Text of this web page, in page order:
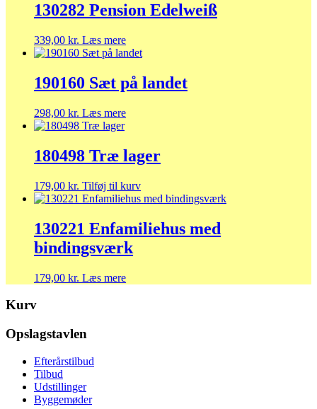
130282 Pension Edelweiß
339,00 kr. Læs mere
190160 Sæt på landet
298,00 kr. Læs mere
180498 Træ lager
179,00 kr. Tilføj til kurv
130221 Enfamiliehus med
bindingsværk
179,00 kr. Læs mere
Kurv
Opslagstavlen
Efterårstilbud
Tilbud
Udstillinger
Byggemøder